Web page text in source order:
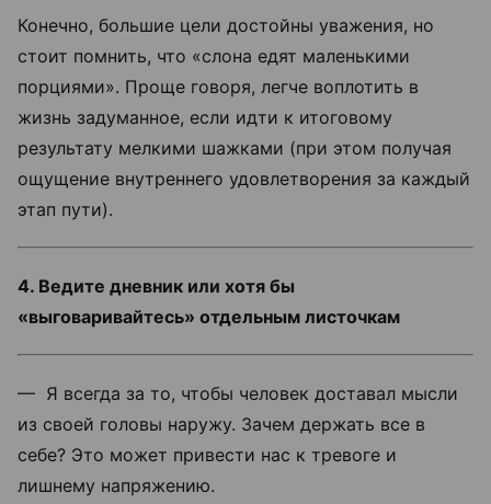
Конечно, большие цели достойны уважения, но
стоит помнить, что «слона едят маленькими
порциями». Проще говоря, легче воплотить в
жизнь задуманное, если идти к итоговому
результату мелкими шажками (при этом получая
ощущение внутреннего удовлетворения за каждый
этап пути).
4. Ведите дневник или хотя бы
«выговаривайтесь» отдельным листочкам
— Я всегда за то, чтобы человек доставал мысли
из своей головы наружу. Зачем держать все в
себе? Это может привести нас к тревоге и
лишнему напряжению.